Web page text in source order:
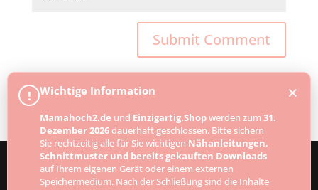
Designed byElegant Themes| Powered by
! Wichtige Information
Mamahoch2.de und Einzigartig.Shopwerden zum 31.
Dezember 2026dauerhaft geschlossen. Bitte sichern
Sie rechtzeitig alle für Sie wichtigen Nähanleitungen,
Schnittmuster und bereits gekauften Downloads
auf Ihrem eigenen Gerät oder einem externen
Speichermedium. Nach der Schließung sind die Inhalte
×